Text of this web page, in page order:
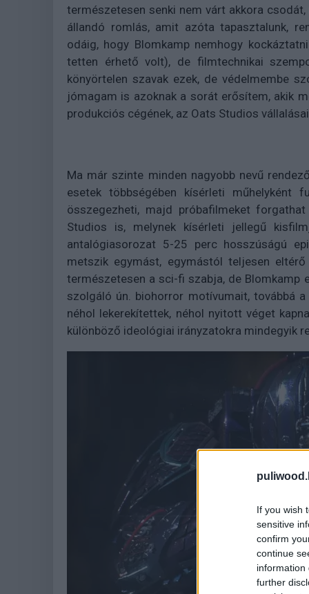
If you wish
sensitive
confirm
continue
information
further
természetesen senki nem várt akkora
állandó romlás, amit azóta tapasztalunk,
odáig, hogy Blomkamp nemhogy
tetten érhető volt), de filmtechnikai
könyörtelen szavak ezek, de védelmembe
jómagam is azoknak a sorát erősítem, akik
produkciós cégének, az Oats Studios
Ma már szinte minden nagyobb nevű
esetek többségében kísérleti műhelyként
összegezheti, majd próbafilmeket
Studios is, melynek kísérleti jellegű
antalógiasorozat 5-25 perc hosszúságú
metszik egymást, egymástól teljesen
természetesen a sci-fi szabja, de
szolgáló ún. biohorror motívumait, továbbá
néhol lekerekítettek, néhol nyitott véget
különböző ideológiai irányzatokra mindegyik